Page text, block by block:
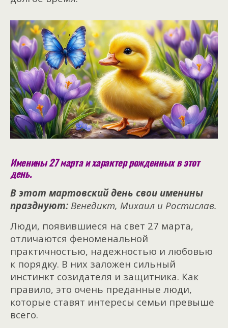
Именины 27 марта и характер рожденных в этот
день.
В этот мартовский день свои именины
празднуют: Венедикт, Михаил и Ростислав.
Люди, появившиеся на свет 27 марта,
отличаются феноменальной
практичностью, надежностью и любовью
к порядку. В них заложен сильный
инстинкт созидателя и защитника. Как
правило, это очень преданные люди,
которые ставят интересы семьи превыше
всего.